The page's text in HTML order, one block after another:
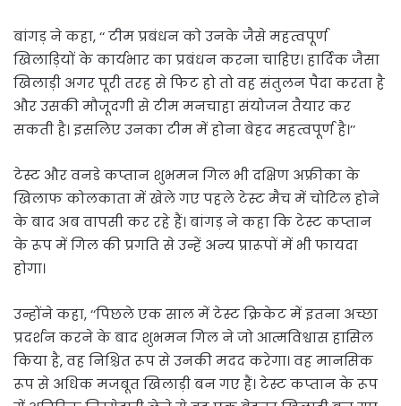
बांगड़ ने कहा, ‘‘ टीम प्रबंधन को उनके जैसे महत्वपूर्ण
खिलाड़ियों के कार्यभार का प्रबंधन करना चाहिए। हार्दिक जैसा
खिलाड़ी अगर पूरी तरह से फिट हो तो वह संतुलन पैदा करता है
और उसकी मौजूदगी से टीम मनचाहा संयोजन तैयार कर
सकती है। इसलिए उनका टीम में होना बेहद महत्वपूर्ण है।’’
टेस्ट और वनडे कप्तान शुभमन गिल भी दक्षिण अफ्रीका के
खिलाफ कोलकाता में खेले गए पहले टेस्ट मैच में चोटिल होने
के बाद अब वापसी कर रहे हैं। बांगड़ ने कहा कि टेस्ट कप्तान
के रूप में गिल की प्रगति से उन्हें अन्य प्रारूपों में भी फायदा
होगा।
उन्होंने कहा, ‘‘पिछले एक साल में टेस्ट क्रिकेट में इतना अच्छा
प्रदर्शन करने के बाद शुभमन गिल ने जो आत्मविश्वास हासिल
किया है, वह निश्चित रूप से उनकी मदद करेगा। वह मानसिक
रूप से अधिक मजबूत खिलाड़ी बन गए हैं। टेस्ट कप्तान के रूप